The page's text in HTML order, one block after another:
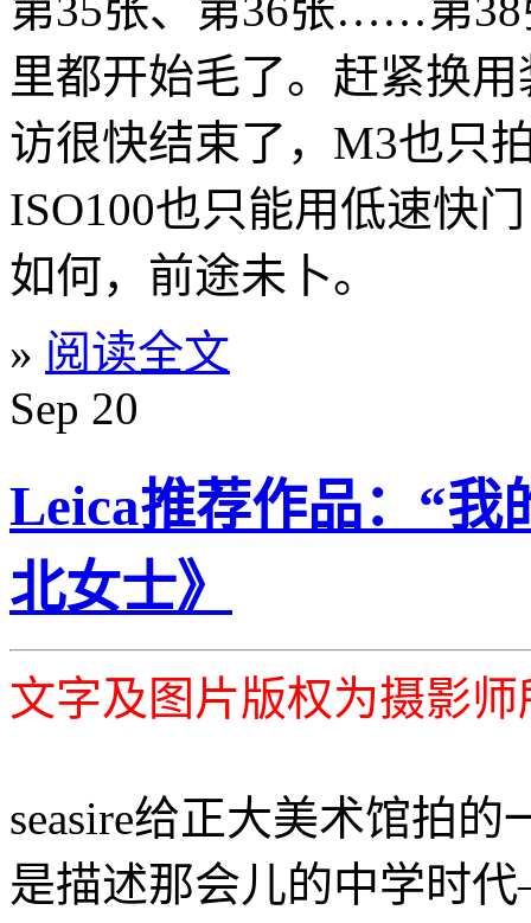
里都开始毛了。赶紧换
访很快结束了，M3也只
ISO100也只能用低速快
如何，前途未卜。
» 阅读全文
Sep 20
Leica推荐作品：“
北女士》
文字及图片版权为摄影
seasire给正大美术馆拍的
是描述那会儿的中学时